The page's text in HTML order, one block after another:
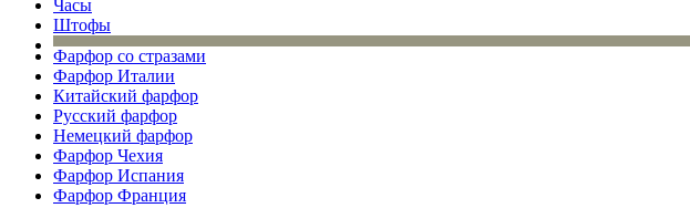
Часы
Штофы
Фарфор со стразами
Фарфор Италии
Китайский фарфор
Русский фарфор
Немецкий фарфор
Фарфор Чехия
Фарфор Испания
Фарфор Франция